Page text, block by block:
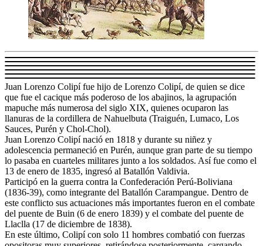
Juan Lorenzo Colipí fue hijo de Lorenzo Colipí, de quien se dice
que fue el cacique más poderoso de los abajinos, la agrupación
mapuche más numerosa del siglo XIX, quienes ocuparon las
llanuras de la cordillera de Nahuelbuta (Traiguén, Lumaco, Los
Sauces, Purén y Chol-Chol).
Juan Lorenzo Colipí nació en 1818 y durante su niñez y
adolescencia permaneció en Purén, aunque gran parte de su tiempo
lo pasaba en cuarteles militares junto a los soldados. Así fue como el
13 de enero de 1835, ingresó al Batallón Valdivia.
Participó en la guerra contra la Confederación Perú-Boliviana
(1836-39), como integrante del Batallón Carampangue. Dentro de
este conflicto sus actuaciones más importantes fueron en el combate
del puente de Buin (6 de enero 1839) y el combate del puente de
Llaclla (17 de diciembre de 1838).
En este último, Colipí con solo 11 hombres combatió con fuerzas